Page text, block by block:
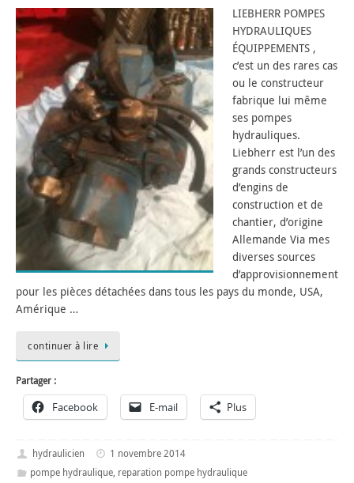
LIEBHERR POMPES
HYDRAULIQUES
ÉQUIPPEMENTS ,
c’est un des rares cas
ou le constructeur
fabrique lui même
ses pompes
hydrauliques.
Liebherr est l’un des
grands constructeurs
d’engins de
construction et de
chantier, d’origine
Allemande Via mes
diverses sources
d’approvisionnement
pour les pièces détachées dans tous les pays du monde, USA,
Amérique …
continuer à lire
Partager :
Facebook E-mail Plus
hydraulicien
1 novembre 2014
pompe hydraulique, reparation pompe hydraulique